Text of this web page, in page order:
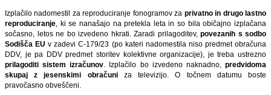
Izplačilo nadomestil za reproduciranje fonogramov za privatno in drugo lastno
reproduciranje, ki se nanašajo na pretekla leta in so bila običajno izplačana
sočasno, letos ne bo izvedeno hkrati. Zaradi prilagoditev, povezanih s sodbo
Sodišča EU v zadevi C-179/23 (po kateri nadomestila niso predmet obračuna
DDV, je pa DDV predmet storitev kolektivne organizacije), je treba ustrezno
prilagoditi sistem izračunov. Izplačilo bo izvedeno naknadno,predvidoma
skupaj z jesenskimi obračuniza televizijo. O točnem datumu boste
pravočasno obveščeni.